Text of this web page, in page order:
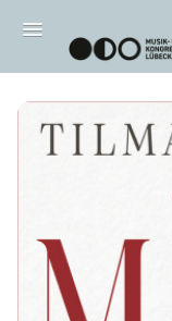
Event Calendar